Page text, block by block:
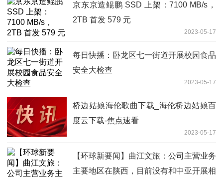
京东京造鲲鹏 SSD 上架：7100 MB/s，
2TB 首发 579 元
2023-05-17
每日快播：卧龙区七一街道开展校园食品
安全大检查
2023-05-17
桥边姑娘海伦歌曲下载_海伦桥边姑娘百
度云下载-焦点速看
2023-05-17
【环球新要闻】曲江文旅：公司主营业务
主要地区在陕西，目前没有和中亚开展相